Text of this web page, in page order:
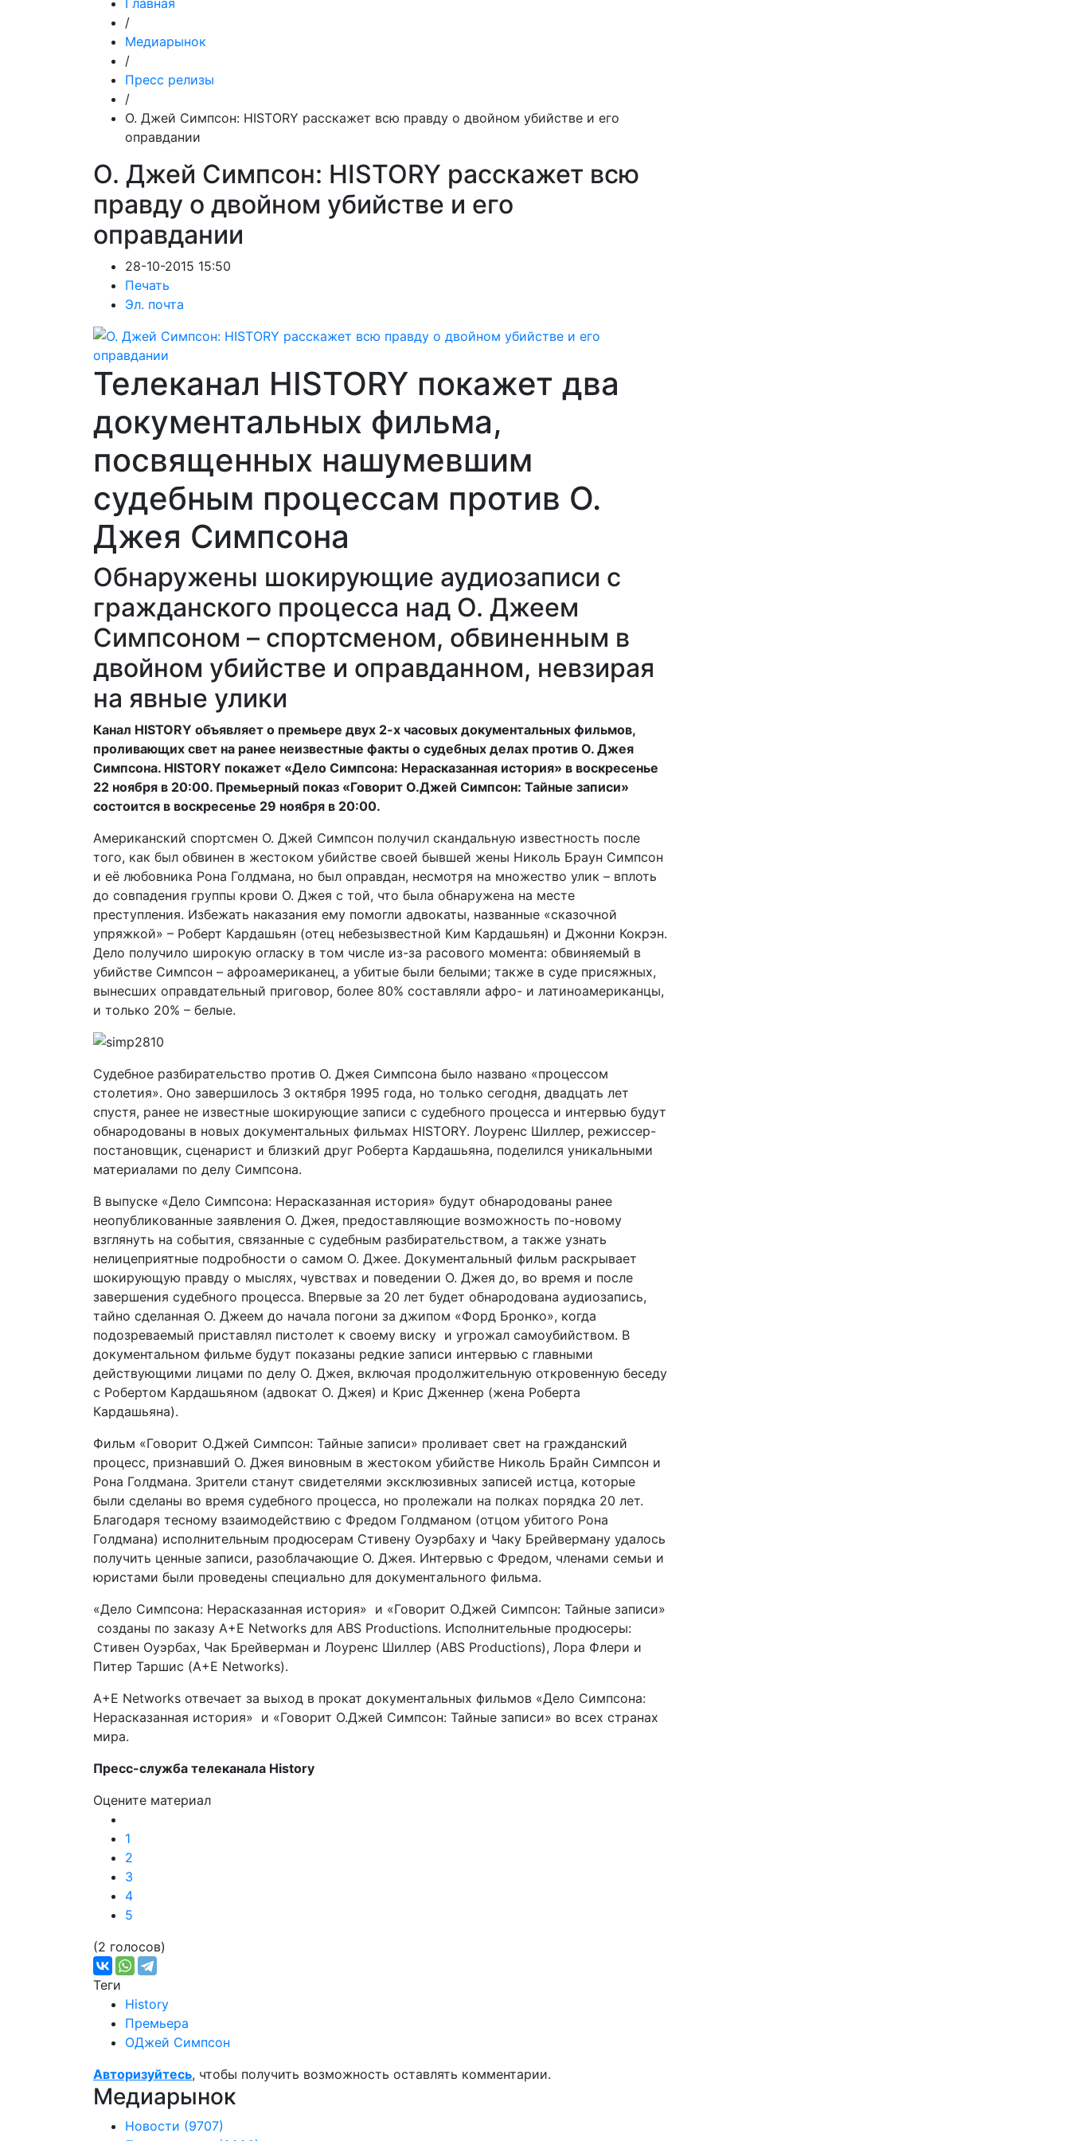
Главная
/
Медиарынок
/
Пресс релизы
/
О. Джей Симпсон: HISTORY расскажет всю правду о двойном убийстве и его
оправдании
О. Джей Симпсон: HISTORY расскажет всю
правду о двойном убийстве и его
оправдании
28-10-2015 15:50
Печать
Эл. почта
Телеканал HISTORY покажет два
документальных фильма,
посвященных нашумевшим
судебным процессам против О.
Джея Симпсона
Обнаружены шокирующие аудиозаписи с
гражданского процесса над О. Джеем
Симпсоном – спортсменом, обвиненным в
двойном убийстве и оправданном, невзирая
на явные улики
Канал HISTORY объявляет о премьере двух 2-х часовых документальных фильмов,
проливающих свет на ранее неизвестные факты о судебных делах против О. Джея
Симпсона. HISTORY покажет «Дело Симпсона: Нерасказанная история» в воскресенье
22 ноября в 20:00. Премьерный показ «Говорит О.Джей Симпсон: Тайные записи»
состоится в воскресенье 29 ноября в 20:00.
Американский спортсмен О. Джей Симпсон получил скандальную известность после
того, как был обвинен в жестоком убийстве своей бывшей жены Николь Браун Симпсон
и её любовника Рона Голдмана, но был оправдан, несмотря на множество улик – вплоть
до совпадения группы крови О. Джея с той, что была обнаружена на месте
преступления. Избежать наказания ему помогли адвокаты, названные «сказочной
упряжкой» – Роберт Кардашьян (отец небезызвестной Ким Кардашьян) и Джонни Кокрэн.
Дело получило широкую огласку в том числе из-за расового момента: обвиняемый в
убийстве Симпсон – афроамериканец, а убитые были белыми; также в суде присяжных,
вынесших оправдательный приговор, более 80% составляли афро- и латиноамериканцы,
и только 20% – белые.
Судебное разбирательство против О. Джея Симпсона было названо «процессом
столетия». Оно завершилось 3 октября 1995 года, но только сегодня, двадцать лет
спустя, ранее не известные шокирующие записи с судебного процесса и интервью будут
обнародованы в новых документальных фильмах HISTORY. Лоуренс Шиллер, режиссер-
постановщик, сценарист и близкий друг Роберта Кардашьяна, поделился уникальными
материалами по делу Симпсона.
В выпуске «Дело Симпсона: Нерасказанная история» будут обнародованы ранее
неопубликованные заявления О. Джея, предоставляющие возможность по-новому
взглянуть на события, связанные с судебным разбирательством, а также узнать
нелицеприятные подробности о самом О. Джее. Документальный фильм раскрывает
шокирующую правду о мыслях, чувствах и поведении О. Джея до, во время и после
завершения судебного процесса. Впервые за 20 лет будет обнародована аудиозапись,
тайно сделанная О. Джеем до начала погони за джипом «Форд Бронко», когда
подозреваемый приставлял пистолет к своему виску и угрожал самоубийством. В
документальном фильме будут показаны редкие записи интервью с главными
действующими лицами по делу О. Джея, включая продолжительную откровенную беседу
с Робертом Кардашьяном (адвокат О. Джея) и Крис Дженнер (жена Роберта
Кардашьяна).
Фильм «Говорит О.Джей Симпсон: Тайные записи» проливает свет на гражданский
процесс, признавший О. Джея виновным в жестоком убийстве Николь Брайн Симпсон и
Рона Голдмана. Зрители станут свидетелями эксклюзивных записей истца, которые
были сделаны во время судебного процесса, но пролежали на полках порядка 20 лет.
Благодаря тесному взаимодействию с Фредом Голдманом (отцом убитого Рона
Голдмана) исполнительным продюсерам Стивену Оуэрбаху и Чаку Брейверману удалось
получить ценные записи, разоблачающие О. Джея. Интервью с Фредом, членами семьи и
юристами были проведены специально для документального фильма.
«Дело Симпсона: Нерасказанная история» и «Говорит О.Джей Симпсон: Тайные записи»
созданы по заказу A+E Networks для ABS Productions. Исполнительные продюсеры:
Стивен Оуэрбах, Чак Брейверман и Лоуренс Шиллер (ABS Productions), Лора Флери и
Питер Таршис (A+E Networks).
A+E Networks отвечает за выход в прокат документальных фильмов «Дело Симпсона:
Нерасказанная история» и «Говорит О.Джей Симпсон: Тайные записи» во всех странах
мира.
Пресс-служба телеканала History
Оцените материал
1
2
3
4
5
(2 голосов)
Теги
History
Премьера
ОДжей Симпсон
Авторизуйтесь, чтобы получить возможность оставлять комментарии.
Медиарынок
Новости (9707)